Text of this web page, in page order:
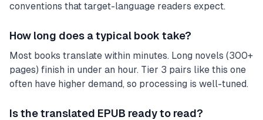
conventions that target-language readers expect.
How long does a typical book take?
Most books translate within minutes. Long novels (300+
pages) finish in under an hour. Tier 3 pairs like this one
often have higher demand, so processing is well-tuned.
Is the translated EPUB ready to read?